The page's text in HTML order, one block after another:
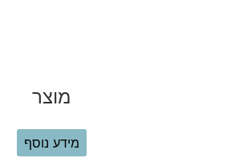
מוצר
280.00